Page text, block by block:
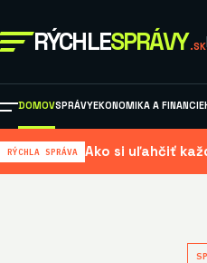
RÝCHLESPRÁVY .SK
DOMOVSPRÁVYEKONOMIKA A FINANCIE
RÝCHLA SPRÁVA Ako si uľahčiť